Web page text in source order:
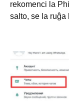
rekomenci la
salto, se la ruĝa